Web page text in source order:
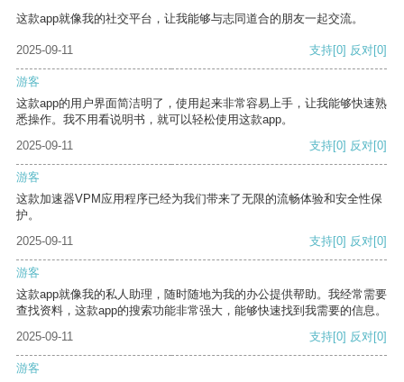
这款app就像我的社交平台，让我能够与志同道合的朋友一起交流。
2025-09-11 支持[0] 反对[0]
游客
这款app的用户界面简洁明了，使用起来非常容易上手，让我能够快速熟
悉操作。我不用看说明书，就可以轻松使用这款app。
2025-09-11
支持[0] 反对[0]
游客
这款加速器VPM应用程序已经为我们带来了无限的流畅体验和安全性保
护。
2025-09-11
支持[0] 反对[0]
游客
这款app就像我的私人助理，随时随地为我的办公提供帮助。我经常需要
查找资料，这款app的搜索功能非常强大，能够快速找到我需要的信息。
2025-09-11
支持[0] 反对[0]
游客